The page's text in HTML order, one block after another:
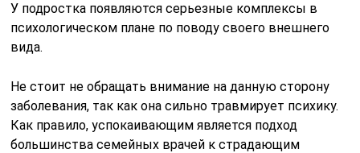
У подростка появляются серьезные комплексы в
психологическом плане по поводу своего внешнего
вида.
Не стоит не обращать внимание на данную сторону
заболевания, так как она сильно травмирует психику.
Как правило, успокаивающим является подход
большинства семейных врачей к страдающим